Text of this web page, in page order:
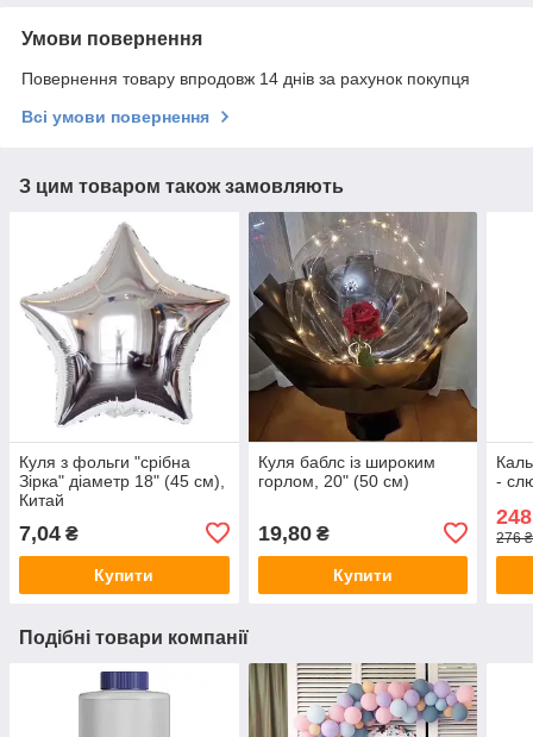
Умови повернення
Повернення товару впродовж 14 днів за рахунок покупця
Всі умови повернення
З цим товаром також замовляють
Куля з фольги "срібна
Зірка" діаметр 18" (45 см),
Китай
7,04 ₴
Купити
Куля баблс із широким
горлом, 20" (50 см)
19,80₴
Купити
-
276
Подібні товари компанії